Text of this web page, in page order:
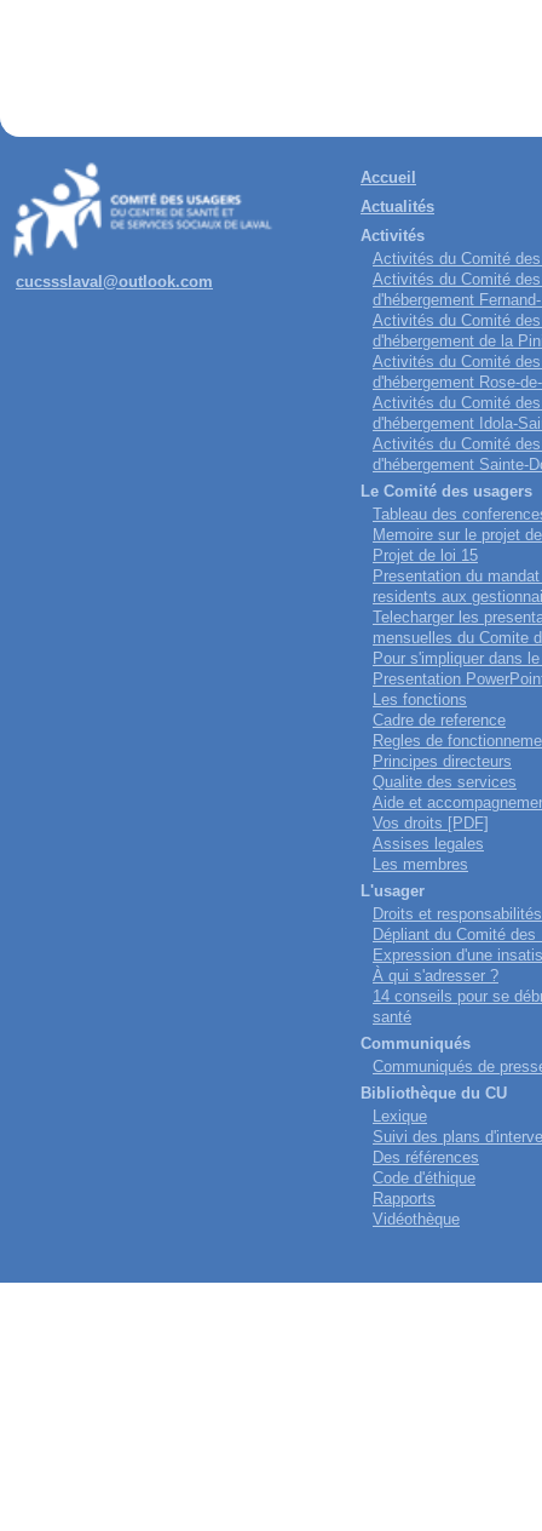
cucssslaval@outlook.com
Accueil
Actualités
Activités
Activités du Comité
Activités du Comité
d'hébergement
Activités du Comité
d'hébergement de la
Activités du Comité
d'hébergement Rose-
Activités du Comité
d'hébergement Idola-
Activités du Comité
d'hébergement Sainte-
Le Comité des usagers
Tableau des
Memoire sur le projet
Projet de loi 15
Presentation du
residents aux
Telecharger les
mensuelles du Comite
Pour s'impliquer dans
Presentation
Les fonctions
Cadre de reference
Regles de
Principes directeurs
Qualite des services
Aide et
Vos droits [PDF]
Assises legales
Les membres
L'usager
Droits et responsabilités
Dépliant du Comité
Expression d'une
À qui s'adresser ?
14 conseils pour se
santé
Communiqués
Communiqués de
Bibliothèque du CU
Lexique
Suivi des plans
Des références
Code d'éthique
Rapports
Vidéothèque